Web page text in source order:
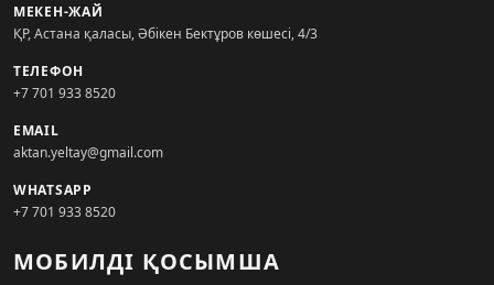
МЕКЕН-ЖАЙ
ҚР, Астана қаласы, Әбікен Бектұров көшесі, 4/3
ТЕЛЕФОН
+7 701 933 8520
EMAIL
aktan.yeltay@gmail.com
WHATSAPP
+7 701 933 8520
МОБИЛДІ ҚОСЫМША